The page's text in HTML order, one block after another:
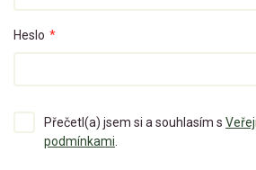
Heslo *
Přečetl(a) jsem si a souhlasím s
podmínkami.